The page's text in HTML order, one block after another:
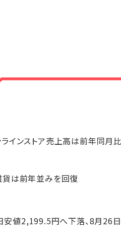
インストア売上高は前年同月比
貨は前年並みを回復
値2,199.5円へ下落、8月26